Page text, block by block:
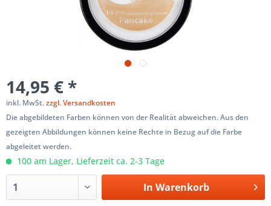
14,95 € *
inkl. MwSt.zzgl. Versandkosten
Die abgebildeten Farben können von der Realität abweichen. Aus den
gezeigten Abbildungen können keine Rechte in Bezug auf die Farbe
abgeleitet werden.
100 am Lager, Lieferzeit ca. 2-3 Tage
In Warenkorb